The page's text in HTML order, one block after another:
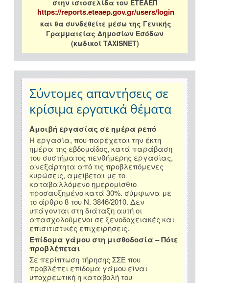
στην ιστοσελίδα του ΕΤΕΑΕΠ
https://reports.eteaep.gov.gr/users/login
και θα συνδεθείτε μέσω της Γενικής
Γραμματείας Δημοσίων Εσόδων
(κωδικοί TAXISNET)
Σύντομες απαντήσεις σε
κρίσιμα εργατικά θέματα
Αμοιβή εργασίας σε ημέρα ρεπό
Η εργασία, που παρέχεται την έκτη
ημέρα της εβδομάδος, κατά παράβαση
του συστήματος πενθήμερης εργασίας,
ανεξάρτητα από τις προβλεπόμενες
κυρώσεις, αμείβεται με το
καταβαλλόμενο ημερομίσθιο
προσαυξημένο κατά 30%. σύμφωνα με
το άρθρο 8 του Ν. 3846/2010. Δεν
υπάγονται στη διάταξη αυτή οι
απασχολούμενοι σε ξενοδοχειακές και
επισιτιστικές επιχειρήσεις.
Επίδομα γάμου στη μισθοδοσία – Πότε
προβλέπεται
Σε περίπτωση τήρησης ΣΣΕ που
προβλέπει επίδομα γάμου είναι
υποχρεωτική η καταβολή του